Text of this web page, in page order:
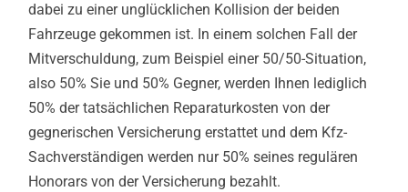
dabei zu einer unglücklichen Kollision der beiden
Fahrzeuge gekommen ist. In einem solchen Fall der
Mitverschuldung, zum Beispiel einer 50/50-Situation,
also 50% Sie und 50% Gegner, werden Ihnen lediglich
50% der tatsächlichen Reparaturkosten von der
gegnerischen Versicherung erstattet und dem Kfz-
Sachverständigen werden nur 50% seines regulären
Honorars von der Versicherung bezahlt.